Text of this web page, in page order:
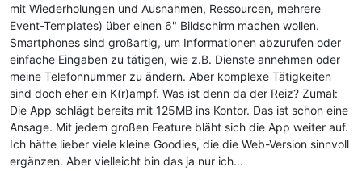
mit Wiederholungen und Ausnahmen, Ressourcen, mehrere
Event-Templates) über einen 6" Bildschirm machen wollen.
Smartphones sind großartig, um Informationen abzurufen oder
einfache Eingaben zu tätigen, wie z.B. Dienste annehmen oder
meine Telefonnummer zu ändern. Aber komplexe Tätigkeiten
sind doch eher ein K(r)ampf. Was ist denn da der Reiz? Zumal:
Die App schlägt bereits mit 125MB ins Kontor. Das ist schon eine
Ansage. Mit jedem großen Feature bläht sich die App weiter auf.
Ich hätte lieber viele kleine Goodies, die die Web-Version sinnvoll
ergänzen. Aber vielleicht bin das ja nur ich...